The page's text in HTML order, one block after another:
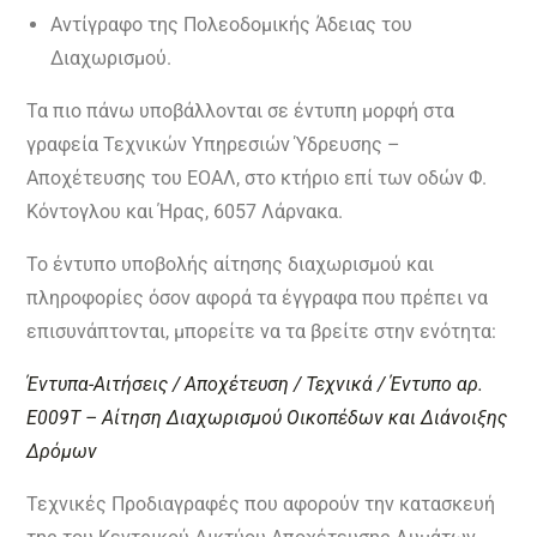
Αντίγραφο της Πολεοδομικής Άδειας του
Διαχωρισμού.
Τα πιο πάνω υποβάλλονται σε έντυπη μορφή στα
γραφεία Τεχνικών Υπηρεσιών Ύδρευσης –
Αποχέτευσης του ΕΟΑΛ, στο κτήριο επί των οδών Φ.
Κόντογλου και Ήρας, 6057 Λάρνακα.
Το έντυπο υποβολής αίτησης διαχωρισμού και
πληροφορίες όσον αφορά τα έγγραφα που πρέπει να
επισυνάπτονται, μπορείτε να τα βρείτε στην ενότητα:
Έντυπα-Αιτήσεις / Αποχέτευση / Τεχνικά / Έντυπο αρ.
Ε009Τ – Αίτηση Διαχωρισμού Οικοπέδων και Διάνοιξης
Δρόμων
Τεχνικές Προδιαγραφές που αφορούν την κατασκευή